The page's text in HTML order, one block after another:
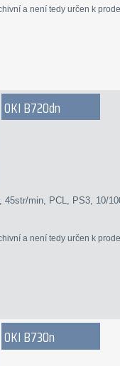
a není tedy určen k
OKI B720dn
45str/min, PCL, PS3, 10/
a není tedy určen k
OKI B730n